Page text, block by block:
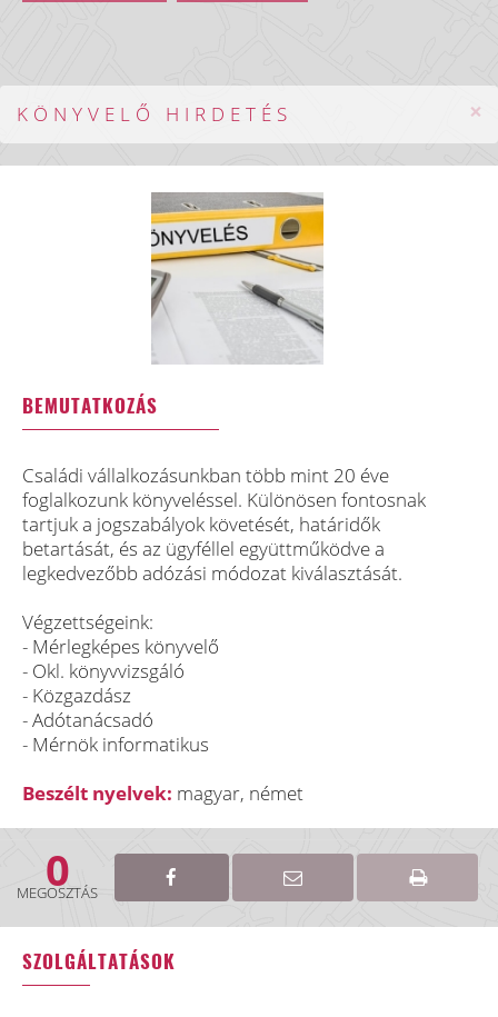
×
KÖNYVELŐ HIRDETÉS
BEMUTATKOZÁS
Családi vállalkozásunkban több mint 20 éve
foglalkozunk könyveléssel. Különösen fontosnak
tartjuk a jogszabályok követését, határidők
betartását, és az ügyféllel együttműködve a
legkedvezőbb adózási módozat kiválasztását.
Végzettségeink:
- Mérlegképes könyvelő
- Okl. könyvvizsgáló
- Közgazdász
- Adótanácsadó
- Mérnök informatikus
Beszélt nyelvek: magyar, német
0
MEGOSZTÁS
SZOLGÁLTATÁSOK